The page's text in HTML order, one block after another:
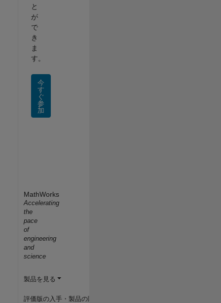
と
が
で
き
ま
す。
今
す
ぐ
参
加
MathWorks
Accelerating
the
pace
of
engineering
and
science
製品を見る
評価版の入手・製品の購入